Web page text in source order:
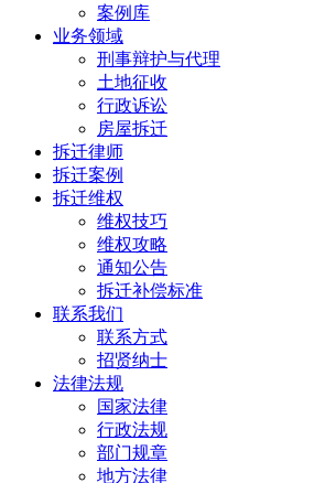
案例库
业务领域
刑事辩护与代理
土地征收
行政诉讼
房屋拆迁
拆迁律师
拆迁案例
拆迁维权
维权技巧
维权攻略
通知公告
拆迁补偿标准
联系我们
联系方式
招贤纳士
法律法规
国家法律
行政法规
部门规章
地方法律